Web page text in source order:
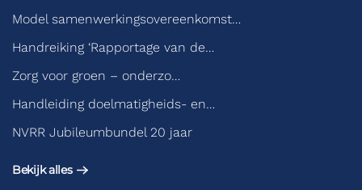
Model samenwerkingsovereenkomst…
Handreiking ‘Rapportage van de…
Zorg voor groen – onderzo…
Handleiding doelmatigheids- en…
NVRR Jubileumbundel 20 jaar
Bekijk alles